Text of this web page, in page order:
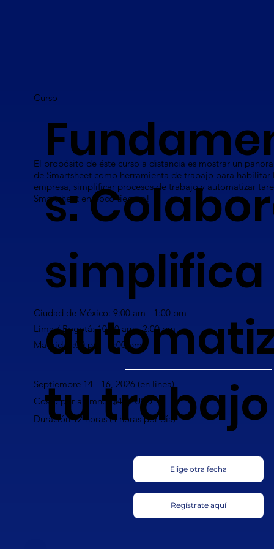
s:
simplifica
tu trabajo
Septiembre 14 - 16, 2026 (en línea)
Elige otra fecha
Curso
Duración 12 horas (4 horas por día)
Regístrate aquí
El propósito de éste curso a distancia es mostrar un
de Smartsheet como herramienta de trabajo para
empresa, simplificar procesos de trabajo y automatizar
Smartsheet en poco tiempo!
Costo por alumno: $420 USD
Ciudad de México: 9:00 am - 1:00 pm
Lima / Bogotá: 10:00 am - 2:00 pm
Madrid: 5:00 pm - 9:00 pm